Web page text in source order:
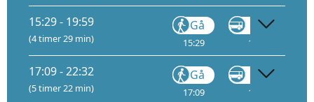
15:29 - 19:59
(4 timer 29 min)
Gå
15:29
VY148
15:51
17:09 - 22:32
(5 timer 22 min)
Gå
17:09
VY148
17:31